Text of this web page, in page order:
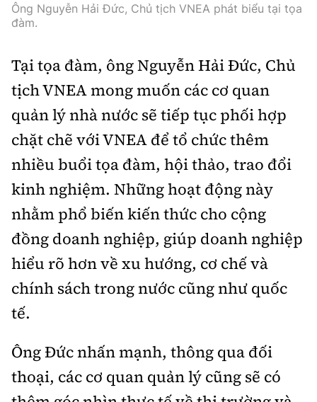
Ông Nguyễn Hải Đức, Chủ tịch VNEA phát biểu tại tọa
đàm.
Tại tọa đàm, ông Nguyễn Hải Đức, Chủ
tịch VNEA mong muốn các cơ quan
quản lý nhà nước sẽ tiếp tục phối hợp
chặt chẽ với VNEA để tổ chức thêm
nhiều buổi tọa đàm, hội thảo, trao đổi
kinh nghiệm. Những hoạt động này
nhằm phổ biến kiến thức cho cộng
đồng doanh nghiệp, giúp doanh nghiệp
hiểu rõ hơn về xu hướng, cơ chế và
chính sách trong nước cũng như quốc
tế.
Ông Đức nhấn mạnh, thông qua đối
thoại, các cơ quan quản lý cũng sẽ có